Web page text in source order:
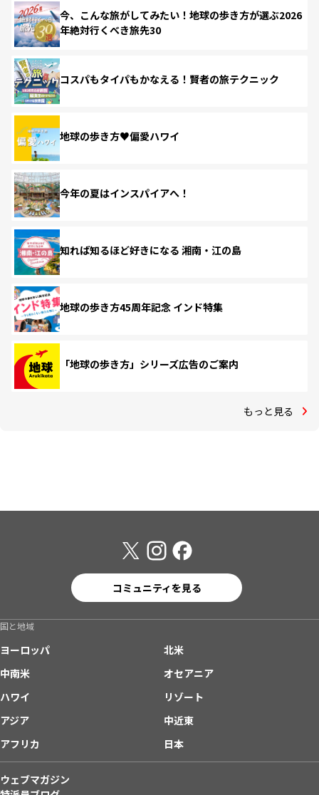
今、こんな旅がしてみたい！地球の歩き方が選ぶ2026
年絶対行くべき旅先30
コスパもタイパもかなえる！賢者の旅テクニック
地球の歩き方♥偏愛ハワイ
今年の夏はインスパイアへ！
知れば知るほど好きになる 湘南・江の島
地球の歩き方45周年記念 インド特集
「地球の歩き方」シリーズ広告のご案内
もっと見る
コミュニティを見る
国と地域
ヨーロッパ
北米
中南米
オセアニア
ハワイ
リゾート
アジア
中近東
アフリカ
日本
ウェブマガジン